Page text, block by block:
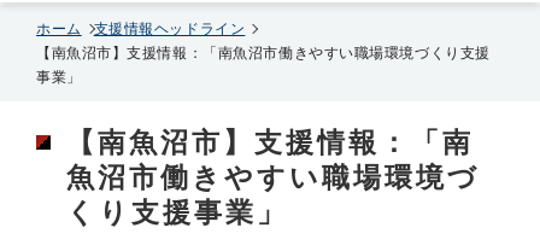
ホーム
支援情報ヘッドライン
【南魚沼市】支援情報：「南魚沼市働きやすい職場環境づくり支援
事業」
【南魚沼市】支援情報：「南
魚沼市働きやすい職場環境づ
くり支援事業」